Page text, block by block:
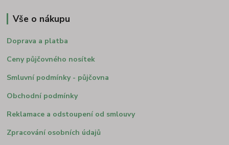
Vše o nákupu
Doprava a platba
Ceny půjčovného nosítek
Smluvní podmínky - půjčovna
Obchodní podmínky
Reklamace a odstoupení od smlouvy
Zpracování osobních údajů